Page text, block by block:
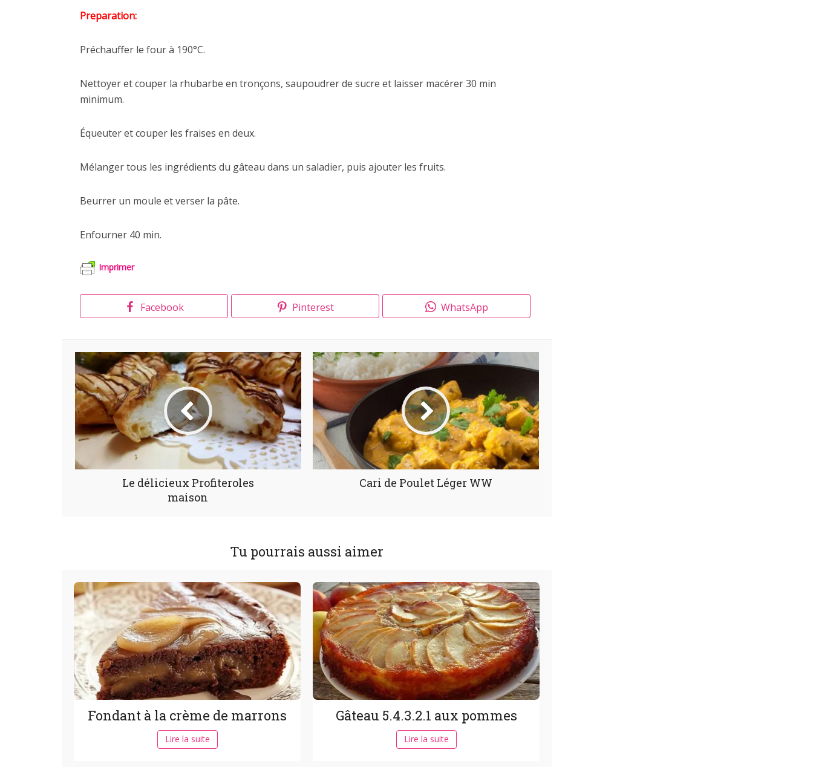
Preparation:
Préchauffer le four à 190°C.
Nettoyer et couper la rhubarbe en tronçons, saupoudrer de sucre et laisser macérer 30 min
minimum.
Équeuter et couper les fraises en deux.
Mélanger tous les ingrédients du gâteau dans un saladier, puis ajouter les fruits.
Beurrer un moule et verser la pâte.
Enfourner 40 min.
Imprimer
Facebook Pinterest WhatsApp
Le délicieux Profiteroles
maison
Cari de Poulet Léger WW
Tu pourrais aussi aimer
Fondant à la crème de marrons
Lire la suite
Gâteau 5.4.3.2.1 aux pommes
Lire la suite